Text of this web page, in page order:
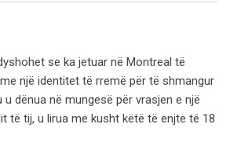
se ka jetuar në Montreal të
një identitet të rremë për të shmangur
u dënua në mungesë për vrasjen e një
të tij, u lirua me kusht këtë të enjte të 18